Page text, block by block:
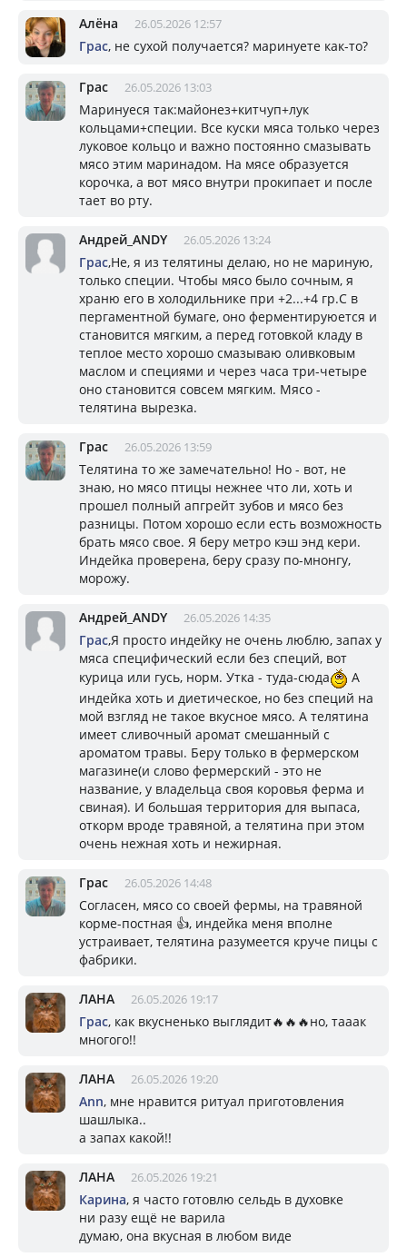
Алёна 26.05.2026 12:57
Грас, не сухой получается? маринуете как-то?
Грас 26.05.2026 13:03
Маринуеся так:майонез+китчуп+лук
кольцами+специи. Все куски мяса только через
луковое кольцо и важно постоянно смазывать
мясо этим маринадом. На мясе образуется
корочка, а вот мясо внутри прокипает и после
тает во рту.
Андрей_ANDY 26.05.2026 13:24
Грас,Не, я из телятины делаю, но не мариную,
только специи. Чтобы мясо было сочным, я
храню его в холодильнике при +2...+4 гр.С в
пергаментной бумаге, оно ферментируюется и
становится мягким, а перед готовкой кладу в
теплое место хорошо смазываю оливковым
маслом и специями и через часа три-четыре
оно становится совсем мягким. Мясо -
телятина вырезка.
Грас 26.05.2026 13:59
Телятина то же замечательно! Но - вот, не
знаю, но мясо птицы нежнее что ли, хоть и
прошел полный апгрейт зубов и мясо без
разницы. Потом хорошо если есть возможность
брать мясо свое. Я беру метро кэш энд кери.
Индейка проверена, беру сразу по-мнонгу,
морожу.
Андрей_ANDY 26.05.2026 14:35
Грас,Я просто индейку не очень люблю, запах у
мяса специфический если без специй, вот
курица или гусь, норм. Утка - туда-сюда
А
индейка хоть и диетическое, но без специй на
мой взгляд не такое вкусное мясо. А телятина
имеет сливочный аромат смешанный с
ароматом травы. Беру только в фермерском
магазине(и слово фермерский - это не
название, у владельца своя коровья ферма и
свиная). И большая территория для выпаса,
откорм вроде травяной, а телятина при этом
очень нежная хоть и нежирная.
Грас 26.05.2026 14:48
Согласен, мясо со своей фермы, на травяной
корме-постная 👍, индейка меня вполне
устраивает, телятина разумеется круче пицы с
фабрики.
ЛАНА 26.05.2026 19:17
Грас, как вкусненько выглядит🔥🔥🔥но, тааак
многого!!
ЛАНА 26.05.2026 19:20
Ann, мне нравится ритуал приготовления
шашлыка..
а запах какой!!
ЛАНА 26.05.2026 19:21
Карина, я часто готовлю сельдь в духовке
ни разу ещё не варила
думаю, она вкусная в любом виде